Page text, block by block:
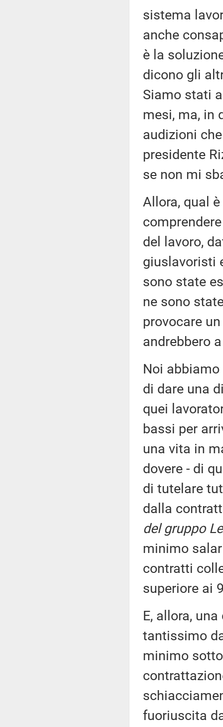
sistema
anche
è la
dicono gli
Siamo stati
mesi, ma, in
audizioni
presidente
se non mi
Allora, qual
del lavoro,
giuslavoristi
sono state
ne sono
provocare
andrebbero
Noi
di dare una
quei
bassi per
una vita in
dovere - di
di tutelare
dalla
del gruppo
minimo
contratti
superiore ai
E, allora,
tantissimo
minimo
fuoriuscita